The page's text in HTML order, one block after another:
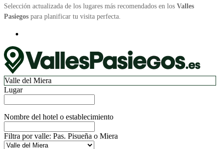
Selección actualizada de los lugares más recomendados en los Valles
Pasiegos para planificar tu visita perfecta.
Valle del Miera
Lugar
Nombre del hotel o establecimiento
Filtra por valle: Pas. Pisueña o Miera